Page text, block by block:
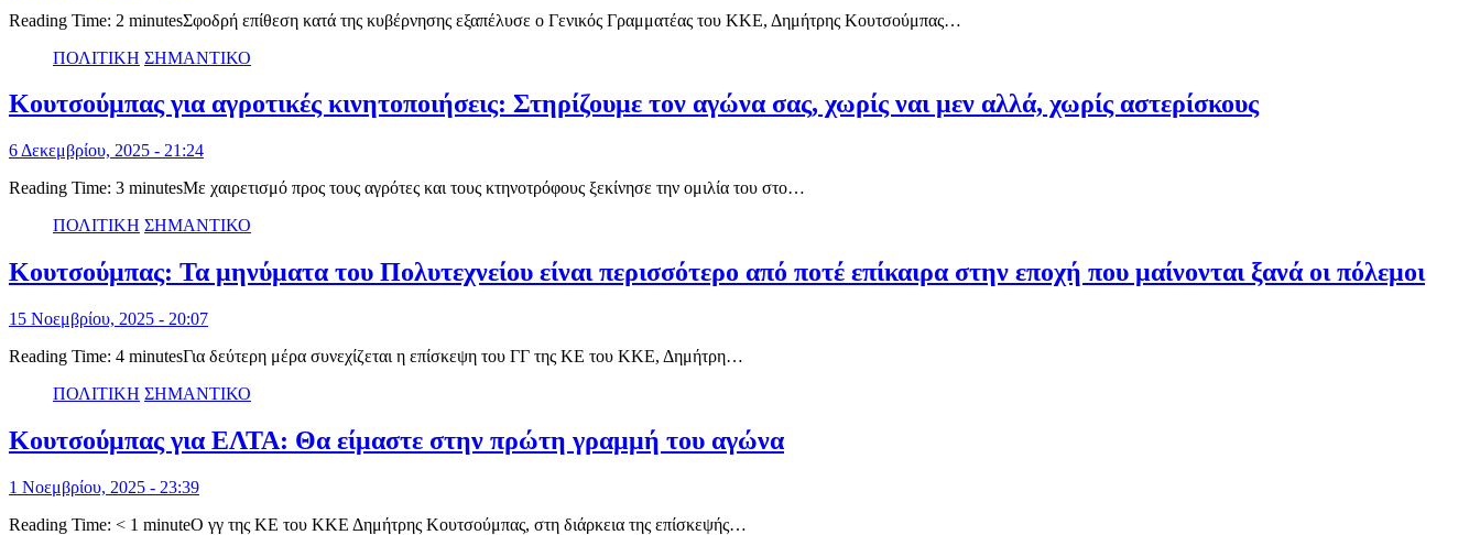
Reading Time: 2 minutesΣφοδρή επίθεση κατά της κυβέρνησης εξαπέλυσε ο Γενικός Γραμματέας του ΚΚΕ, Δημήτρης Κουτσούμπας…
ΠΟΛΙΤΙΚΗ ΣΗΜΑΝΤΙΚΟ
Κουτσούμπας για αγροτικές κινητοποιήσεις: Στηρίζουμε τον αγώνα σας, χωρίς ναι μεν αλλά, χωρίς αστερίσκους
6 Δεκεμβρίου, 2025 - 21:24
Reading Time: 3 minutesΜε χαιρετισμό προς τους αγρότες και τους κτηνοτρόφους ξεκίνησε την ομιλία του στο…
ΠΟΛΙΤΙΚΗ ΣΗΜΑΝΤΙΚΟ
Κουτσούμπας: Τα μηνύματα του Πολυτεχνείου είναι περισσότερο από ποτέ επίκαιρα στην εποχή που μαίνονται ξανά οι πόλεμοι
15 Νοεμβρίου, 2025 - 20:07
Reading Time: 4 minutesΓια δεύτερη μέρα συνεχίζεται η επίσκεψη του ΓΓ της ΚΕ του ΚΚΕ, Δημήτρη…
ΠΟΛΙΤΙΚΗ ΣΗΜΑΝΤΙΚΟ
Κουτσούμπας για ΕΛΤΑ: Θα είμαστε στην πρώτη γραμμή του αγώνα
1 Νοεμβρίου, 2025 - 23:39
Reading Time: < 1 minuteΟ γγ της ΚΕ του ΚΚΕ Δημήτρης Κουτσούμπας, στη διάρκεια της επίσκεψής…